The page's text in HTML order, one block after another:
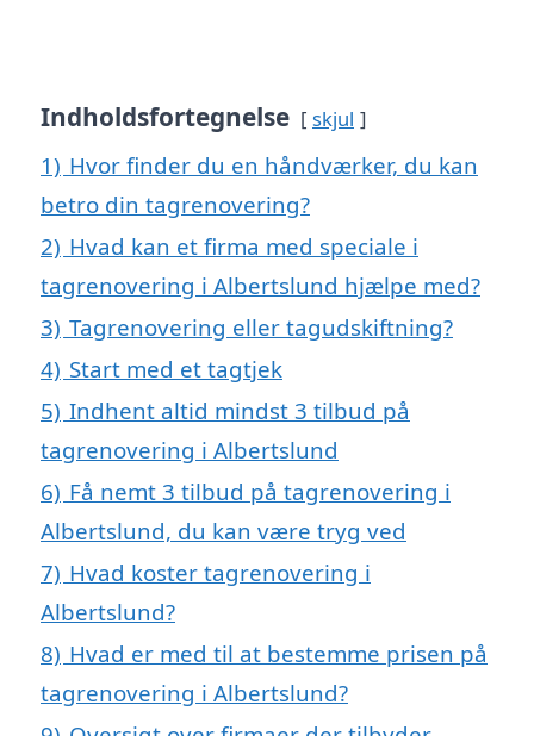
Indholdsfortegnelse skjul
1) Hvor finder du en håndværker, du kan
betro din tagrenovering?
2) Hvad kan et firma med speciale i
tagrenovering i Albertslund hjælpe med?
3) Tagrenovering eller tagudskiftning?
4) Start med et tagtjek
5) Indhent altid mindst 3 tilbud på
tagrenovering i Albertslund
6) Få nemt 3 tilbud på tagrenovering i
Albertslund, du kan være tryg ved
7) Hvad koster tagrenovering i
Albertslund?
8) Hvad er med til at bestemme prisen på
tagrenovering i Albertslund?